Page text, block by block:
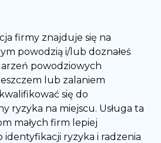
firmy znajduje się na
powodzią i/lub doznałeś
powodziowych
lub zalaniem
się do
ryzyka na miejscu. Usługa ta
małych firm lepiej
identyfikacji ryzyka i radzenia